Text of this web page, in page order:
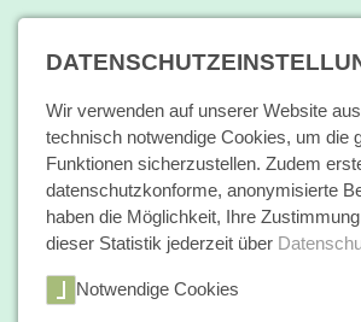
Home
Bücher / E-Books
Wir verwenden auf unserer Website
technisch notwendige Cookies, um die
Funktionen sicherzustellen. Zudem
datenschutzkonforme, anonymisierte
haben die Möglichkeit, Ihre
dieser Statistik jederzeit über
Notwendige Cookies